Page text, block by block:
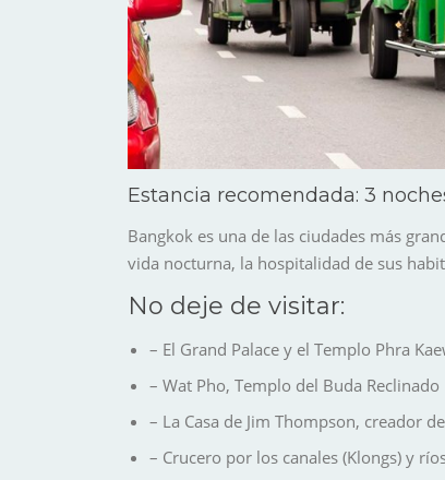
Estancia recomendada: 3
Bangkok es una de las ciudades más
vida nocturna, la hospitalidad de sus
No deje de visitar:
– El Grand Palace y el Templo Phra
– Wat Pho, Templo del Buda Reclinado
– La Casa de Jim Thompson, creador
– Crucero por los canales (Klongs) y